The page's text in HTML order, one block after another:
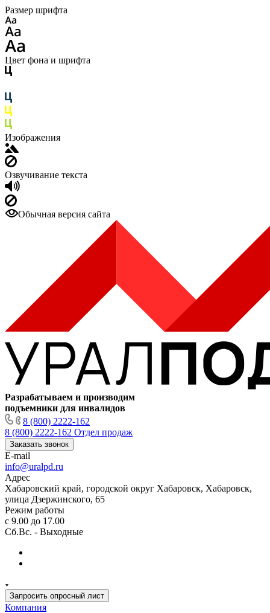
Размер шрифта
Цвет фона и шрифта
Изображения
Озвучивание текста
Обычная версия сайта
Разрабатываем и производим
подъемники для инвалидов
8 (800) 2222-162
8 (800) 2222-162 Отдел продаж
Заказать звонок
E-mail
info@uralpd.ru
Адрес
Хабаровский край, городской округ Хабаровск, Хабаровск,
улица Дзержинского, 65
Режим работы
с 9.00 до 17.00
Сб.Вс. - Выходные
Запросить опросный лист
Компания